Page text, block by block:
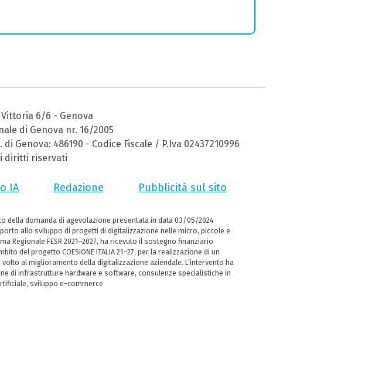
6/6 - Genova
di Genova nr. 16/2005
Genova: 486190 - Codice Fiscale / P.Iva 02437210996
i diritti riservati
IA Redazione Pubblicità sul sito
della domanda di agevolazione presentata in data 03/05/2024
allo sviluppo di progetti di digitalizzazione nelle micro, piccole e
Regionale FESR 2021–2027, ha ricevuto il sostegno finanziario
del progetto COESIONE ITALIA 21–27, per la realizzazione di un
al miglioramento della digitalizzazione aziendale. L’intervento ha
di infrastrutture hardware e software, consulenze specialistiche in
sviluppo e-commerce